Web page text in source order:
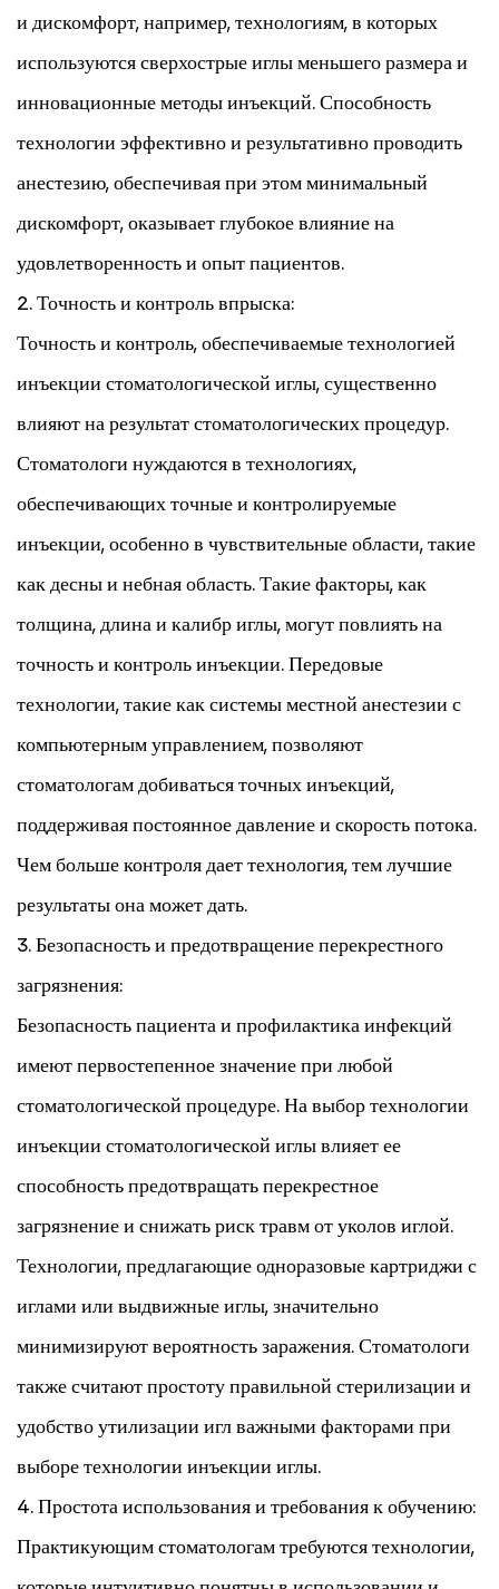
и дискомфорт, например, технологиям, в которых
используются сверхострые иглы меньшего размера и
инновационные методы инъекций. Способность
технологии эффективно и результативно проводить
анестезию, обеспечивая при этом минимальный
дискомфорт, оказывает глубокое влияние на
удовлетворенность и опыт пациентов.
2. Точность и контроль впрыска:
Точность и контроль, обеспечиваемые технологией
инъекции стоматологической иглы, существенно
влияют на результат стоматологических процедур.
Стоматологи нуждаются в технологиях,
обеспечивающих точные и контролируемые
инъекции, особенно в чувствительные области, такие
как десны и небная область. Такие факторы, как
толщина, длина и калибр иглы, могут повлиять на
точность и контроль инъекции. Передовые
технологии, такие как системы местной анестезии с
компьютерным управлением, позволяют
стоматологам добиваться точных инъекций,
поддерживая постоянное давление и скорость потока.
Чем больше контроля дает технология, тем лучшие
результаты она может дать.
3. Безопасность и предотвращение перекрестного
загрязнения:
Безопасность пациента и профилактика инфекций
имеют первостепенное значение при любой
стоматологической процедуре. На выбор технологии
инъекции стоматологической иглы влияет ее
способность предотвращать перекрестное
загрязнение и снижать риск травм от уколов иглой.
Технологии, предлагающие одноразовые картриджи с
иглами или выдвижные иглы, значительно
минимизируют вероятность заражения. Стоматологи
также считают простоту правильной стерилизации и
удобство утилизации игл важными факторами при
выборе технологии инъекции иглы.
4. Простота использования и требования к обучению:
Практикующим стоматологам требуются технологии,